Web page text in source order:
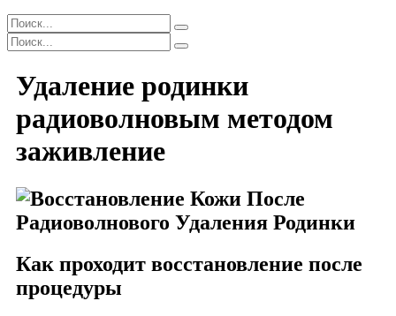
Удаление родинки
радиоволновым методом
заживление
Как проходит восстановление после
процедуры